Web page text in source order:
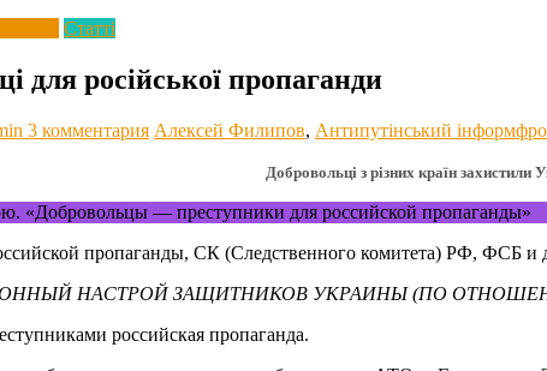
Статті
для російської пропаганди
3 комментария Алексей Филипов, Антипутінський
Добровольці з різних країн захистили
«Добровольцы — преступники для российской пропаганды»
пропаганды, СК (Следственного комитета) РФ, ФСБ и
НАСТРОЙ ЗАЩИТНИКОВ УКРАИНЫ (ПО
российская пропаганда.